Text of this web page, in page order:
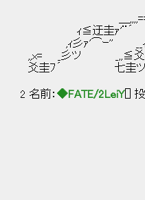
,弓≧-＿＿＿
＿,,,,======圭圭迂
ｨ≦迂圭ｧ'¨´ _,,,,=
,ｨ彡ｧ'⌒ｰ'' __ｨｧ
,,x= _彡ツ _,,≦
爻圭ﾌ´ 七圭
2 名前： ◆FATE/2LeiY[]
f´￣￣
|